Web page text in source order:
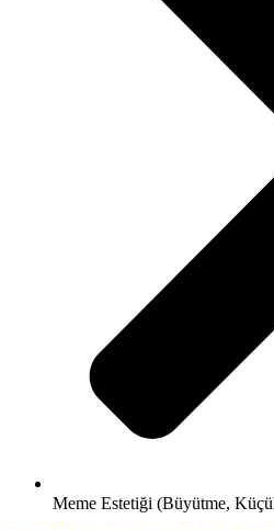
Meme Estetiği (Büyütme,